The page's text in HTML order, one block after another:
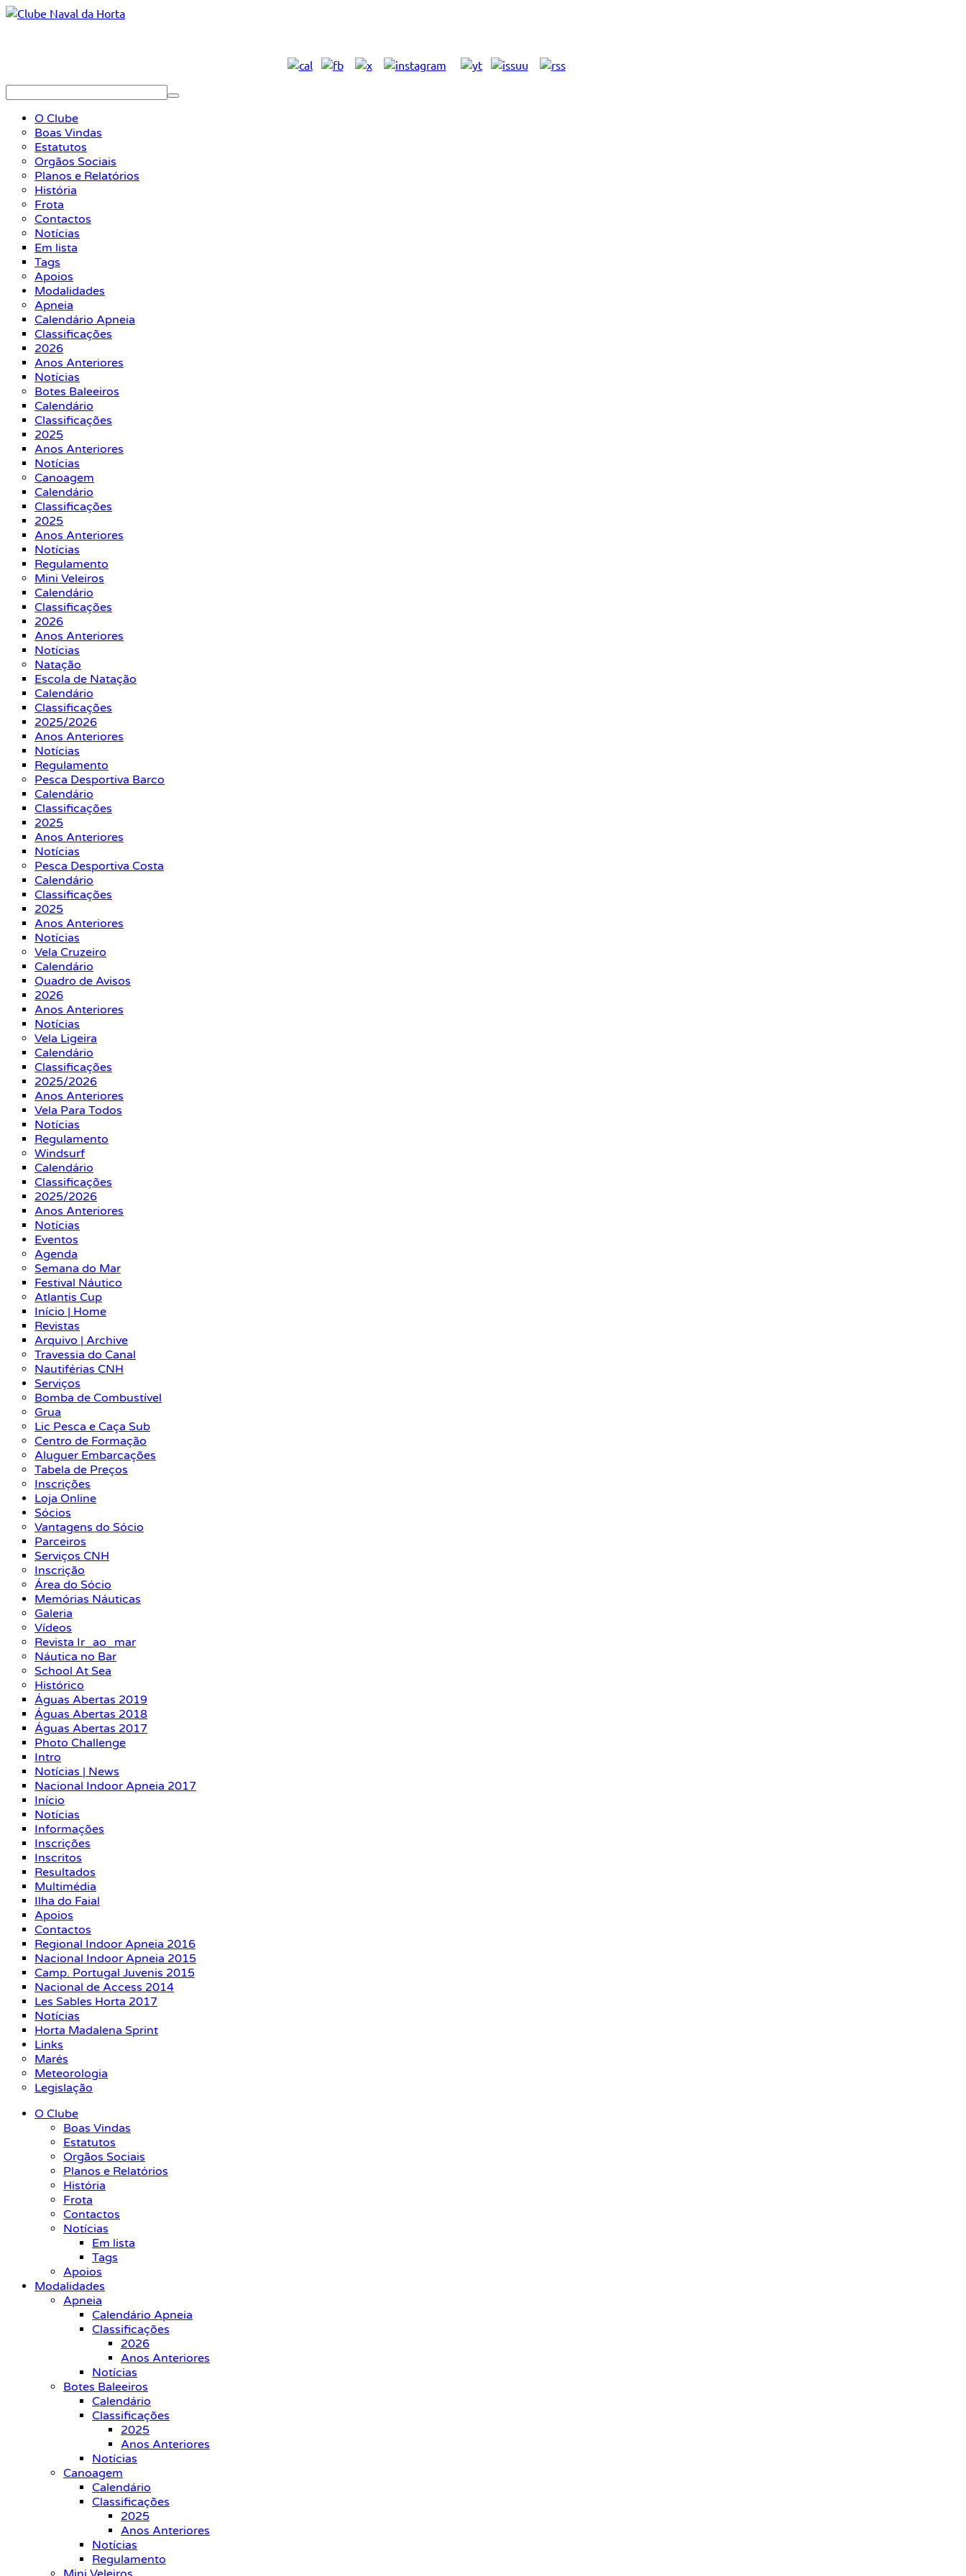
O Clube
Boas Vindas
Estatutos
Orgãos Sociais
Planos e Relatórios
História
Frota
Contactos
Notícias
Em lista
Tags
Apoios
Modalidades
Apneia
Calendário Apneia
Classificações
2026
Anos Anteriores
Notícias
Botes Baleeiros
Calendário
Classificações
2025
Anos Anteriores
Notícias
Canoagem
Calendário
Classificações
2025
Anos Anteriores
Notícias
Regulamento
Mini Veleiros
Calendário
Classificações
2026
Anos Anteriores
Notícias
Natação
Escola de Natação
Calendário
Classificações
2025/2026
Anos Anteriores
Notícias
Regulamento
Pesca Desportiva Barco
Calendário
Classificações
2025
Anos Anteriores
Notícias
Pesca Desportiva Costa
Calendário
Classificações
2025
Anos Anteriores
Notícias
Vela Cruzeiro
Calendário
Quadro de Avisos
2026
Anos Anteriores
Notícias
Vela Ligeira
Calendário
Classificações
2025/2026
Anos Anteriores
Vela Para Todos
Notícias
Regulamento
Windsurf
Calendário
Classificações
2025/2026
Anos Anteriores
Notícias
Eventos
Agenda
Semana do Mar
Festival Náutico
Atlantis Cup
Início | Home
Revistas
Arquivo | Archive
Travessia do Canal
Nautiférias CNH
Serviços
Bomba de Combustível
Grua
Lic Pesca e Caça Sub
Centro de Formação
Aluguer Embarcações
Tabela de Preços
Inscrições
Loja Online
Sócios
Vantagens do Sócio
Parceiros
Serviços CNH
Inscrição
Área do Sócio
Memórias Náuticas
Galeria
Vídeos
Revista Ir_ao_mar
Náutica no Bar
School At Sea
Histórico
Águas Abertas 2019
Águas Abertas 2018
Águas Abertas 2017
Photo Challenge
Intro
Notícias | News
Nacional Indoor Apneia 2017
Início
Notícias
Informações
Inscrições
Inscritos
Resultados
Multimédia
Ilha do Faial
Apoios
Contactos
Regional Indoor Apneia 2016
Nacional Indoor Apneia 2015
Camp. Portugal Juvenis 2015
Nacional de Access 2014
Les Sables Horta 2017
Notícias
Horta Madalena Sprint
Links
Marés
Meteorologia
Legislação
O Clube
Boas Vindas
Estatutos
Orgãos Sociais
Planos e Relatórios
História
Frota
Contactos
Notícias
Em lista
Tags
Apoios
Modalidades
Apneia
Calendário Apneia
Classificações
2026
Anos Anteriores
Notícias
Botes Baleeiros
Calendário
Classificações
2025
Anos Anteriores
Notícias
Canoagem
Calendário
Classificações
2025
Anos Anteriores
Notícias
Regulamento